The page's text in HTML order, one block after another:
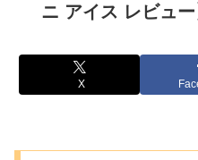
ニ アイス レビュー
X